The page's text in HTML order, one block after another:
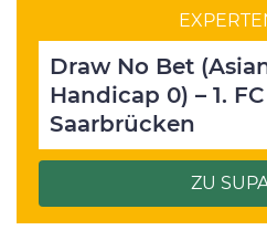
Draw No Bet
Handicap 0) – 1. FC
Saarbrücken
ZU